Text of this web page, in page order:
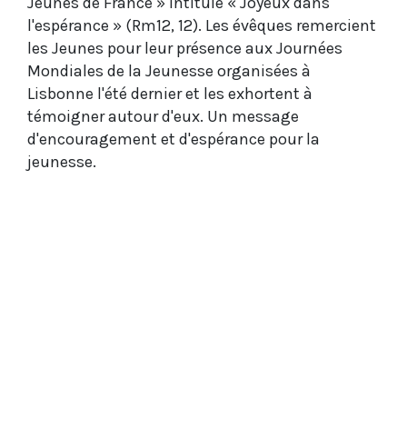
l'espérance » (Rm12, 12). Les évêques remercient
les Jeunes pour leur présence aux Journées
Mondiales de la Jeunesse organisées à
Lisbonne l'été dernier et les exhortent à
témoigner autour d'eux. Un message
d'encouragement et d'espérance pour la
jeunesse.